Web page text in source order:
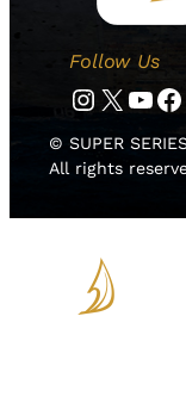
Follow Us
Instagram Twitter YouTube Facebook
© SUPER
All rights